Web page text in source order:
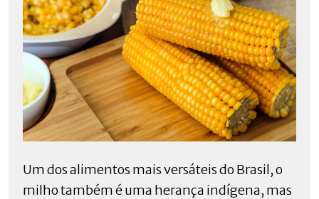
Um dos alimentos mais versáteis do Brasil, o
milho também é uma herança indígena, mas